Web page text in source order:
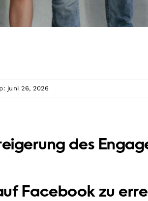
juni 26, 2026
des
Facebook zu